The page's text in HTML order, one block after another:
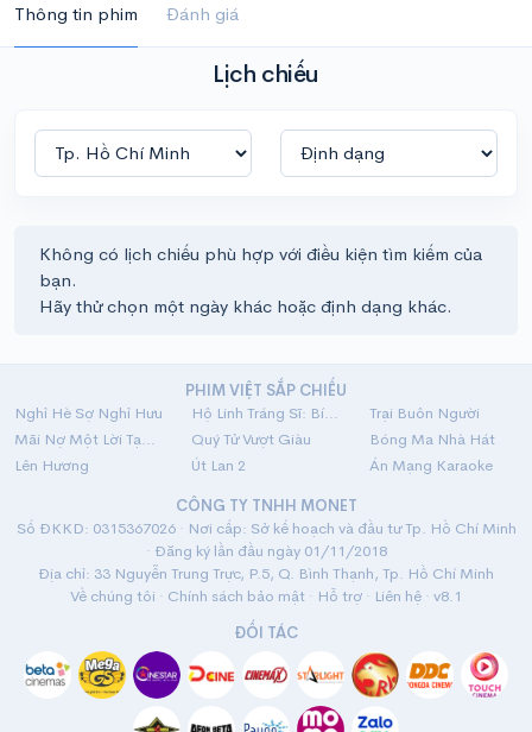
Thông tin phim Đánh giá
Lịch chiếu
Không có lịch chiếu phù hợp với điều kiện tìm kiếm của
bạn.
Hãy thử chọn một ngày khác hoặc định dạng khác.
PHIM VIỆT SẮP CHIẾU
Nghỉ Hè Sợ Nghỉ Hưu
Hộ Linh Tráng Sĩ: Bí Ẩn Mộ Vua Đinh
Trại Buôn Người
Mãi Nợ Một Lời Tạm Biệt
Quý Tử Vượt Giàu
Bóng Ma Nhà Hát
Lên Hương
Út Lan 2
Án Mạng Karaoke
CÔNG TY TNHH MONET
Số ĐKKD: 0315367026 · Nơi cấp: Sở kế hoạch và đầu tư Tp. Hồ Chí Minh
· Đăng ký lần đầu ngày 01/11/2018
Địa chỉ: 33 Nguyễn Trung Trực, P.5, Q. Bình Thạnh, Tp. Hồ Chí Minh
Về chúng tôi · Chính sách bảo mật · Hỗ trợ · Liên hệ · v8.1
ĐỐI TÁC